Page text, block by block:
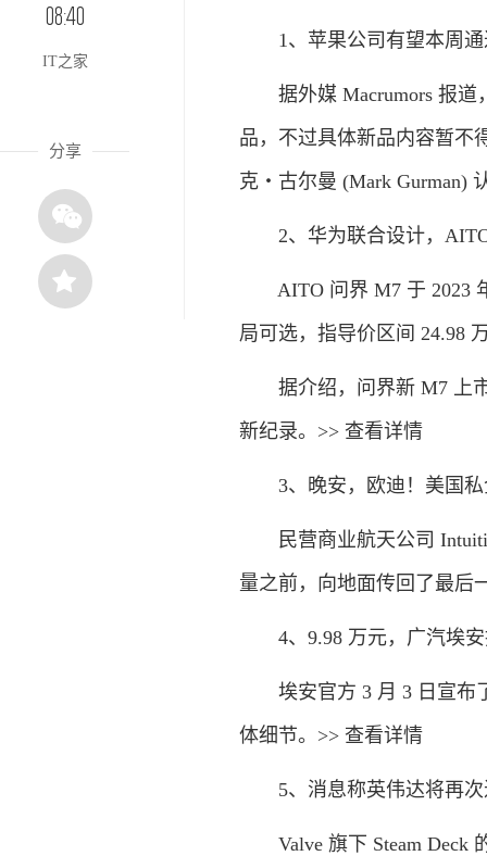
08:40
IT之家
分享
1、苹果公司有望本周通
据外媒 Macrumors 报道
品，不过具体新品内容暂不
克・古尔曼 (Mark Gurman)
2、华为联合设计，AITO
AITO 问界 M7 于 2023 年
局可选，指导价区间 24.98
据介绍，问界新 M7 上市
新纪录。>> 查看详情
3、晚安，欧迪！美国私
民营商业航天公司
量之前，向地面传回了最后
4、9.98 万元，广汽埃安
埃安官方 3 月 3 日宣布了
体细节。>> 查看详情
5、消息称英伟达将再次
Valve 旗下 Steam Deck